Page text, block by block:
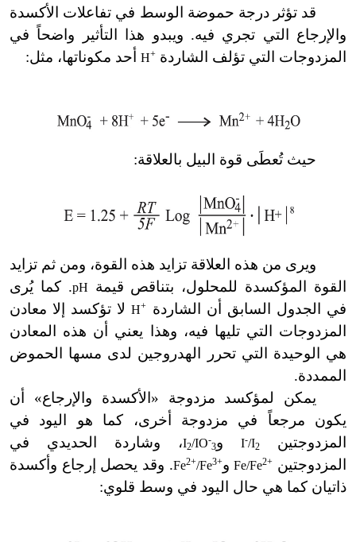
قد تؤثر درجة حموضة الوسط في تفاعلات الأكسدة
والإرجاع التي تجري فيه. ويبدو هذا التأثير واضحاً في
المزدوجات التي تؤلف الشاردة
H+ أحد مكوناتها، مثل:
حيث تُعطَى قوة البيل بالعلاقة:
ويرى من هذه العلاقة تزايد هذه القوة، ومن ثم تزايد
القوة المؤكسدة للمحلول، بتناقص قيمة
pH. كما يُرى
في الجدول السابق أن الشاردة
H+
لا تؤكسد إلا معادن
المزدوجات التي تليها فيه، وهذا يعني أن هذه المعادن
هي الوحيدة التي تحرر الهدروجين لدى مسها الحموض
الممددة.
يمكن لمؤكسد مزدوجة « الأكسدة والإرجاع» أن
يكون مرجعاً في مزدوجة أخرى، كما هو اليود في
المزدوجتين
I-/I2 و I2/IO-
3
، وشاردة الحديدي في
المزدوجتين
Fe/Fe2+ و Fe2+/Fe3+
. وقد يحصل إرجاع وأكسدة
ذاتيان كما هي حال اليود في وسط قلوي: